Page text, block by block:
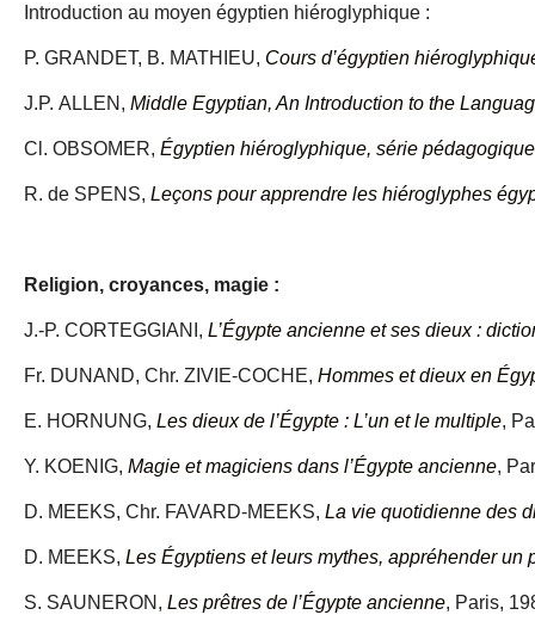
Introduction au moyen égyptien hiéroglyphique :
P. GRANDET, B. MATHIEU, Cours d’égyptien
J.P. ALLEN, Middle Egyptian, An Introduction to the
Cl. OBSOMER, Égyptien hiéroglyphique, série pédagogique
R. de SPENS, Leçons pour apprendre les hiéroglyphes
Religion, croyances, magie :
J.-P. CORTEGGIANI, L’Égypte ancienne et ses dieux :
Fr. DUNAND, Chr. ZIVIE-COCHE, Hommes et dieux en
E. HORNUNG, Les dieux de l’Égypte : L’un et le multiple,
Y. KOENIG, Magie et magiciens dans l’Égypte ancienne,
D. MEEKS, Chr. FAVARD-MEEKS, La vie quotidienne des
D. MEEKS, Les Égyptiens et leurs mythes, appréhender un
S. SAUNERON, Les prêtres de l’Égypte ancienne, Paris,